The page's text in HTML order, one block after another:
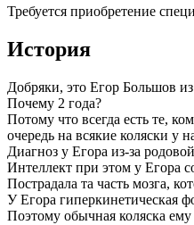
Требуется приобретение
История
Добряки, это Егор Большов
Почему 2 года?
Потому что всегда есть те,
очередь на всякие коляски у
Диагноз у Егора из-за
Интеллект при этом у Егора
Пострадала та часть мозга,
У Егора гиперкинетическая
Поэтому обычная коляска